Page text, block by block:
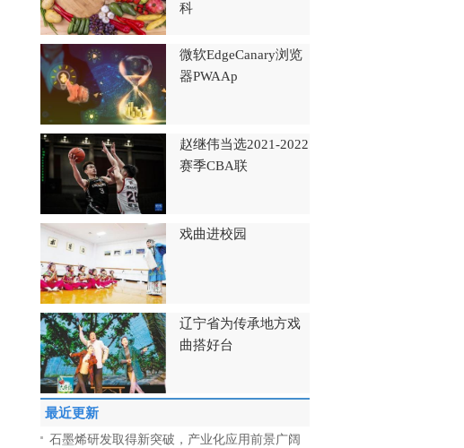
科
微软EdgeCanary浏览
器PWAAp
赵继伟当选2021-2022
赛季CBA联
戏曲进校园
辽宁省为传承地方戏
曲搭好台
最近更新
石墨烯研发取得新突破，产业化应用前景广阔